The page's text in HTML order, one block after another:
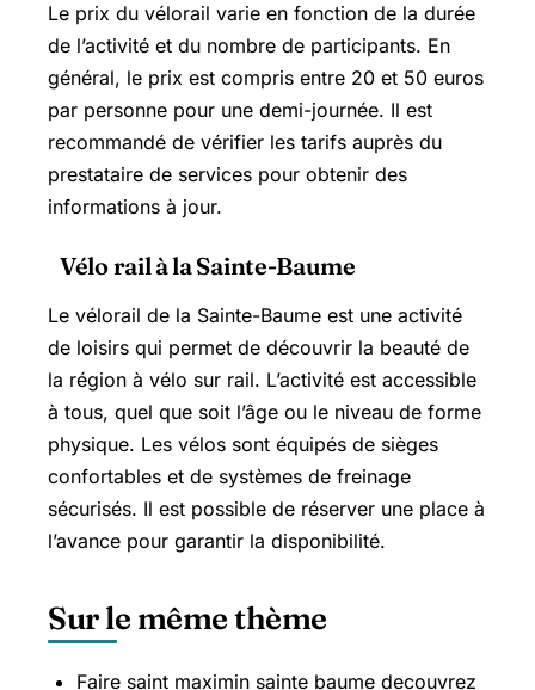
Le prix du vélorail varie en fonction de la durée
de l’activité et du nombre de participants. En
général, le prix est compris entre 20 et 50 euros
par personne pour une demi-journée. Il est
recommandé de vérifier les tarifs auprès du
prestataire de services pour obtenir des
informations à jour.
Vélo rail à la Sainte-Baume
Le vélorail de la Sainte-Baume est une activité
de loisirs qui permet de découvrir la beauté de
la région à vélo sur rail. L’activité est accessible
à tous, quel que soit l’âge ou le niveau de forme
physique. Les vélos sont équipés de sièges
confortables et de systèmes de freinage
sécurisés. Il est possible de réserver une place à
l’avance pour garantir la disponibilité.
Sur le même thème
Faire saint maximin sainte baume decouvrez